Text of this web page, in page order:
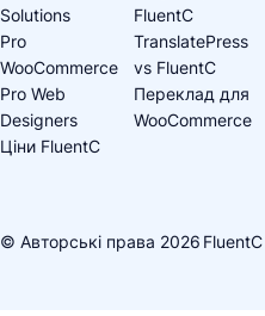
Solutions
Pro
WooCommerce
Pro Web
Designers
Ціни FluentC
FluentC
TranslatePress
vs FluentC
Переклад для
WooCommerce
© Авторські права 2026 FluentC